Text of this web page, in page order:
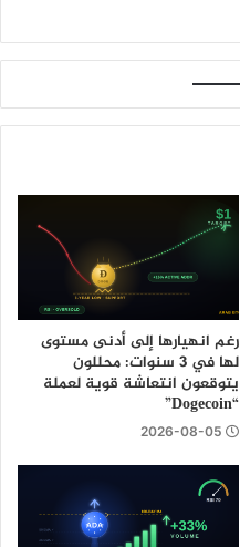
رغم انهيارها إلى أدنى مستوى
لها في 3 سنوات: محللون
يتوقعون انتعاشة قوية لعملة
“Dogecoin”
2026-08-05